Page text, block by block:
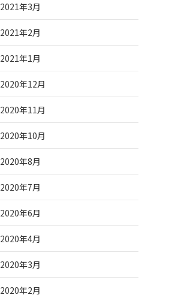
2021年3月
2021年2月
2021年1月
2020年12月
2020年11月
2020年10月
2020年8月
2020年7月
2020年6月
2020年4月
2020年3月
2020年2月